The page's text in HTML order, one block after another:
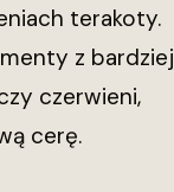
terakoty.
z bardziej
czerwieni,
cerę.